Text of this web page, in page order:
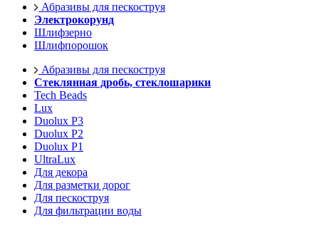
Абразивы для пескоструя
Электрокорунд
Шлифзерно
Шлифпорошок
Абразивы для пескоструя
Стеклянная дробь, стеклошарики
Tech Beads
Lux
Duolux P3
Duolux P2
Duolux P1
UltraLux
Для декора
Для разметки дорог
Для пескоструя
Для фильтрации воды